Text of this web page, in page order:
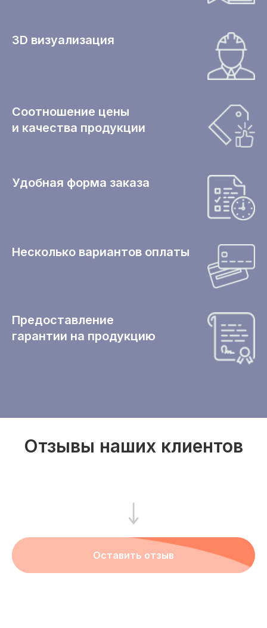
3D визуализация
Соотношение цены
и качества продукции
Удобная форма заказа
Несколько вариантов оплаты
Предоставление
гарантии на продукцию
Отзывы наших клиентов
Оставить отзыв